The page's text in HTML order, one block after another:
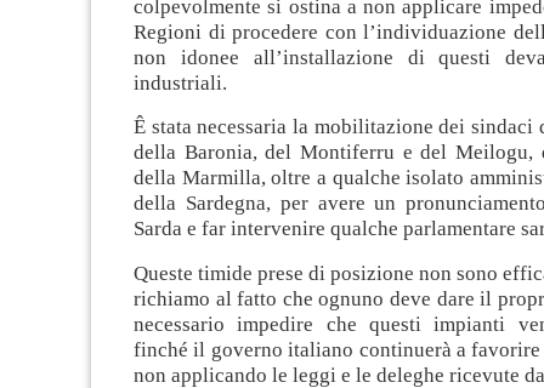
colpevolmente si ostina a non applicare
Regioni di procedere con l’individuazione
non idonee all’installazione di questi
industriali.
Ê stata necessaria la mobilitazione dei sindaci
della Baronia, del Montiferru e del Meilogu,
della Marmilla, oltre a qualche isolato
della Sardegna, per avere un
Sarda e far intervenire qualche parlamentare
Queste timide prese di posizione non sono
richiamo al fatto che ognuno deve dare il
necessario impedire che questi impianti
finché il governo italiano continuerà a favorire
non applicando le leggi e le deleghe ricevute